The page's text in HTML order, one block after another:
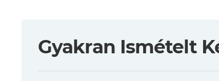
Gyakran Ismételt